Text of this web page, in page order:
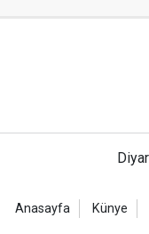
Anasayfa Künye